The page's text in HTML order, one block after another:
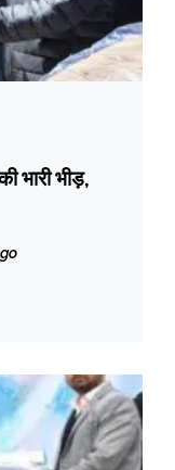
भारी भीड़,